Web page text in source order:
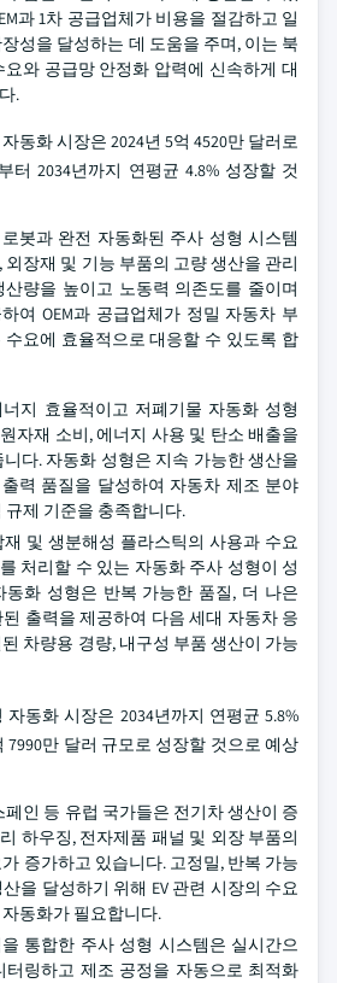
과 1차 공급업체가 비용을 절감하고 일
성을 달성하는 데 도움을 주며, 이는 북
와 공급망 안정화 압력에 신속하게 대
.
동화 시장은 2024년 5억 4520만 달러로
터 2034년까지 연평균 4.8% 성장할 것
봇과 완전 자동화된 주사 성형 시스템
외장재 및 기능 부품의 고량 생산을 관리
산량을 높이고 노동력 의존도를 줄이며
여 OEM과 공급업체가 정밀 자동차 부
요에 효율적으로 대응할 수 있도록 합
지 효율적이고 저폐기물 자동화 성형
자재 소비, 에너지 사용 및 탄소 배출을
다. 자동화 성형은 지속 가능한 생산을
력 품질을 달성하여 자동차 제조 분야
규제 기준을 충족합니다.
및 생분해성 플라스틱의 사용과 수요
처리할 수 있는 자동화 주사 성형이 성
동화 성형은 반복 가능한 품질, 더 나은
출력을 제공하여 다음 세대 자동차 응
차량용 경량, 내구성 부품 생산이 가능
동화 시장은 2034년까지 연평균 5.8%
7990만 달러 규모로 성장할 것으로 예상
페인 등 유럽 국가들은 전기차 생산이 증
하우징, 전자제품 패널 및 외장 부품의
증가하고 있습니다. 고정밀, 반복 가능
을 달성하기 위해 EV 관련 시장의 수요
동화가 필요합니다.
통합한 주사 성형 시스템은 실시간으
터링하고 제조 공정을 자동으로 최적화